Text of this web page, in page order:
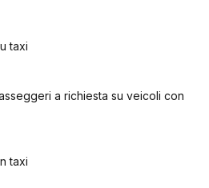
taxi
a richiesta su veicoli con
taxi